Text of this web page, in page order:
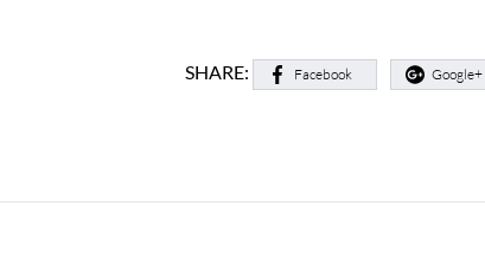
SHARE: Facebook Google+